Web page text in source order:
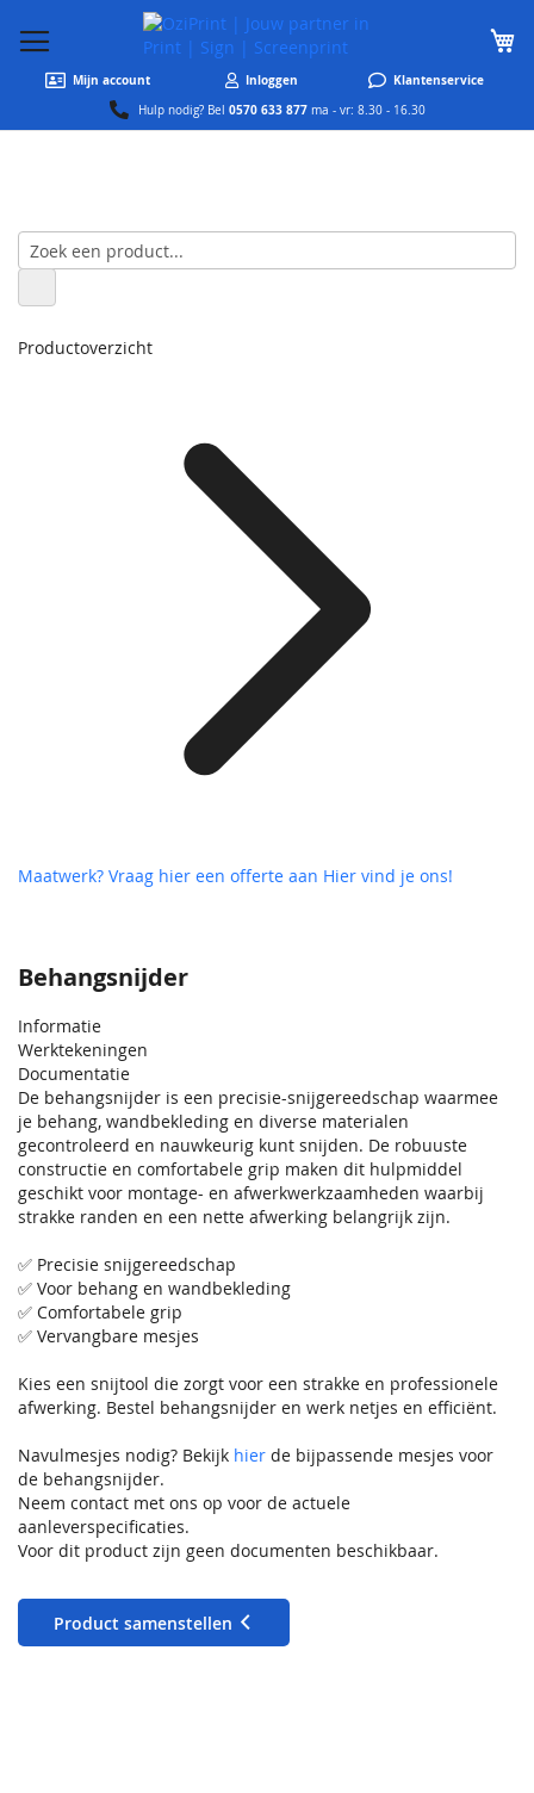
Mijn account Inloggen Klantenservice
Hulp nodig? Bel 0570 633 877 ma - vr: 8.30 - 16.30
Behangsnijder
Informatie
Werktekeningen
Documentatie
De behangsnijder is een precisie-snijgereedschap waarmee
je behang, wandbekleding en diverse materialen
gecontroleerd en nauwkeurig kunt snijden. De robuuste
constructie en comfortabele grip maken dit hulpmiddel
geschikt voor montage- en afwerkwerkzaamheden waarbij
strakke randen en een nette afwerking belangrijk zijn.
✅ Precisie snijgereedschap
✅ Voor behang en wandbekleding
✅ Comfortabele grip
✅ Vervangbare mesjes
Kies een snijtool die zorgt voor een strakke en professionele
afwerking. Bestel behangsnijder en werk netjes en efficiënt.
Navulmesjes nodig? Bekijk hier de bijpassende mesjes voor
de behangsnijder.
Neem contact met ons op voor de actuele
aanleverspecificaties.
Voor dit product zijn geen documenten beschikbaar.
Product samenstellen
Productoverzicht
Maatwerk? Vraag hier een offerte aan Hier vind je ons!